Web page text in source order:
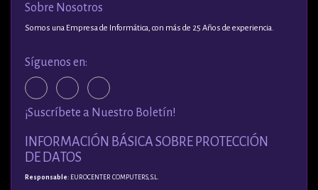
Sobre Nosotros
Somos una Empresa de Informática, con más de 25 Años de experiencia.
Síguenos en:
¡Suscríbete a Nuestro Boletín!
INFORMACIÓN BÁSICA SOBRE PROTECCIÓN
DE DATOS
Responsable: EUROCENTER COMPUTERS, S.L.